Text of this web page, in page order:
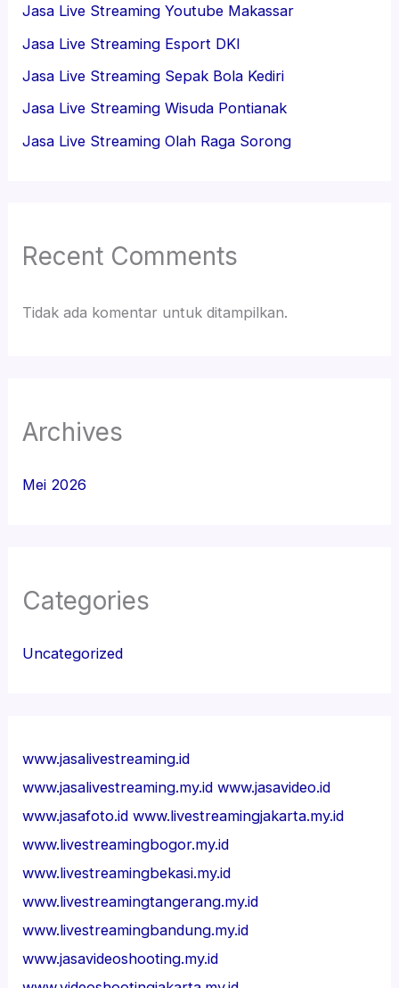
Jasa Live Streaming Youtube Makassar
Jasa Live Streaming Esport DKI
Jasa Live Streaming Sepak Bola Kediri
Jasa Live Streaming Wisuda Pontianak
Jasa Live Streaming Olah Raga Sorong
Recent Comments
Tidak ada komentar untuk ditampilkan.
Archives
Mei 2026
Categories
Uncategorized
www.jasalivestreaming.id
www.jasalivestreaming.my.id www.jasavideo.id
www.jasafoto.id www.livestreamingjakarta.my.id
www.livestreamingbogor.my.id
www.livestreamingbekasi.my.id
www.livestreamingtangerang.my.id
www.livestreamingbandung.my.id
www.jasavideoshooting.my.id